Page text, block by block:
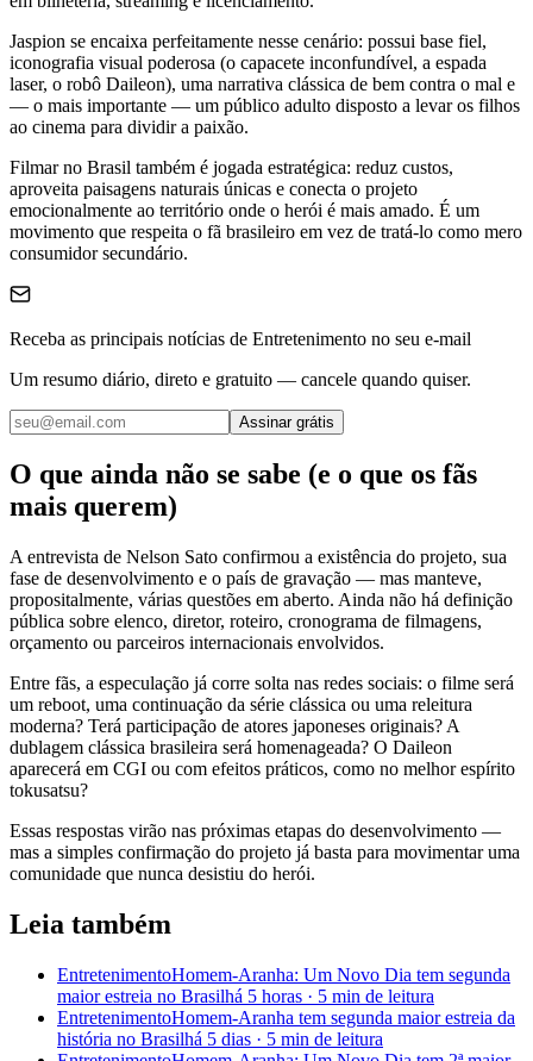
Jaspion se encaixa perfeitamente nesse cenário: possui base fiel,
iconografia visual poderosa (o capacete inconfundível, a espada
laser, o robô Daileon), uma narrativa clássica de bem contra o mal e
— o mais importante — um público adulto disposto a levar os filhos
ao cinema para dividir a paixão.
Filmar no Brasil também é jogada estratégica: reduz custos,
aproveita paisagens naturais únicas e conecta o projeto
emocionalmente ao território onde o herói é mais amado. É um
movimento que respeita o fã brasileiro em vez de tratá-lo como mero
consumidor secundário.
Receba as principais notícias de Entretenimento no seu e-mail
Um resumo diário, direto e gratuito — cancele quando quiser.
Assinar grátis
O que ainda não se sabe (e o que os fãs
mais querem)
A entrevista de Nelson Sato confirmou a existência do projeto, sua
fase de desenvolvimento e o país de gravação — mas manteve,
propositalmente, várias questões em aberto. Ainda não há definição
pública sobre elenco, diretor, roteiro, cronograma de filmagens,
orçamento ou parceiros internacionais envolvidos.
Entre fãs, a especulação já corre solta nas redes sociais: o filme será
um reboot, uma continuação da série clássica ou uma releitura
moderna? Terá participação de atores japoneses originais? A
dublagem clássica brasileira será homenageada? O Daileon
aparecerá em CGI ou com efeitos práticos, como no melhor espírito
tokusatsu?
Essas respostas virão nas próximas etapas do desenvolvimento —
mas a simples confirmação do projeto já basta para movimentar uma
comunidade que nunca desistiu do herói.
Leia também
EntretenimentoHomem-Aranha: Um Novo Dia tem segunda
maior estreia no Brasilhá 5 horas · 5 min de leitura
EntretenimentoHomem-Aranha tem segunda maior estreia da
história no Brasilhá 5 dias · 5 min de leitura